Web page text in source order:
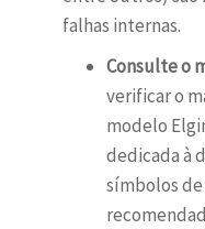
falhas internas.
Consulte o
verificar o
modelo
dedicada à
símbolos de